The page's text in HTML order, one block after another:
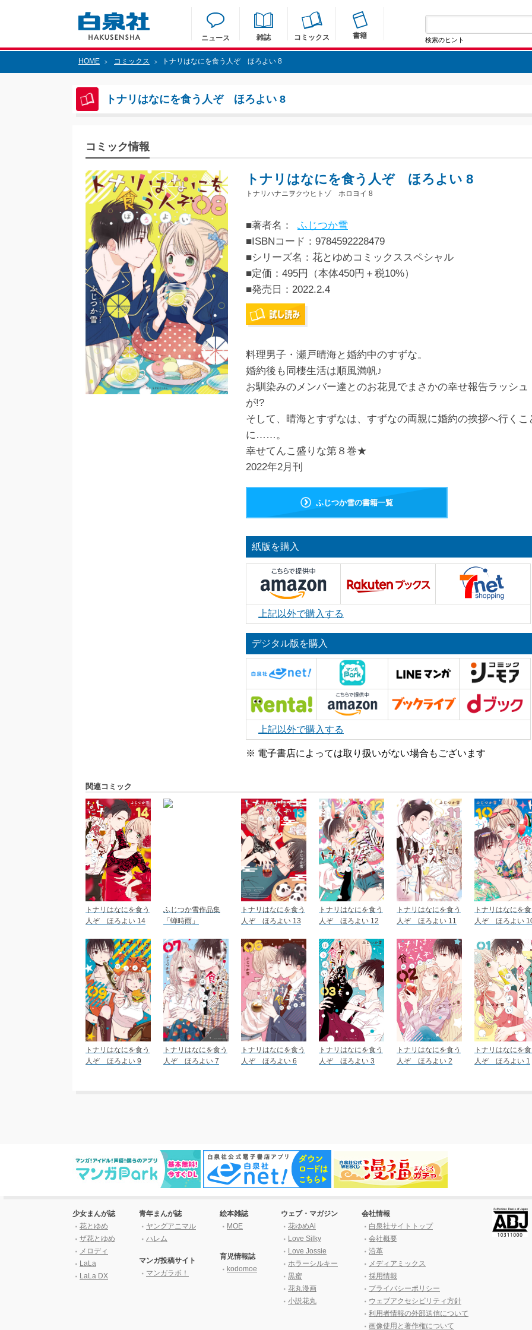
ニュース 雑誌 コミックス 書籍 検索のヒント
HOME > コミックス > トナリはなにを食う人ぞ ほろよい 8
トナリはなにを食う人ぞ ほろよい 8
コミック情報
トナリはなにを食う人ぞ ほろよい 8
トナリハナニヲクウヒトゾ ホロヨイ 8
■著者名：
ふじつか雪
■ISBNコード：9784592228479
■シリーズ名：花とゆめコミックススペシャル
■定価：495円（本体450円＋税10%）
■発売日： 2022.2.4
料理男子・瀬戸晴海と婚約中のすずな。
婚約後も同棲生活は順風満帆♪
お馴染みのメンバー達とのお花見でまさかの幸せ報告ラッシュ
が!?
そして、晴海とすずなは、すずなの両親に婚約の挨拶へ行くこ
に……。
幸せてんこ盛りな第８巻★
2022年2月刊
ふじつか雪の書籍一覧
紙版を購入
上記以外で購入する
デジタル版を購入
上記以外で購入する
※ 電子書店によっては取り扱いがない場合もございます
関連コミック
トナリはなにを食う
人ぞ ほろよい 14
ふじつか雪作品集
「蝉時雨」
トナリはなにを食う
人ぞ ほろよい 13
トナリはなにを食う
人ぞ ほろよい 12
トナリはなにを食う
人ぞ ほろよい 11
トナリはなにを
人ぞ ほろよい
トナリはなにを食う
人ぞ ほろよい 9
トナリはなにを食う
人ぞ ほろよい 7
トナリはなにを食う
人ぞ ほろよい 6
トナリはなにを食う
人ぞ ほろよい 3
トナリはなにを食う
人ぞ ほろよい 2
トナリはなにを
人ぞ ほろよい 1
少女まんが誌
花とゆめ
ザ花とゆめ
メロディ
LaLa
LaLa DX
青年まんが誌
ヤングアニマル
ハレム
マンガ投稿サイト
マンガラボ！
絵本雑誌
MOE
育児情報誌
kodomoe
ウェブ・マガジン
花ゆめAi
Love Silky
Love Jossie
ホラーシルキー
黒蜜
花丸漫画
小説花丸
会社情報
白泉社サイトトップ
会社概要
沿革
メディアミックス
採用情報
プライバシーポリシー
ウェブアクセシビリティ方針
利用者情報の外部送信について
画像使用と著作権について